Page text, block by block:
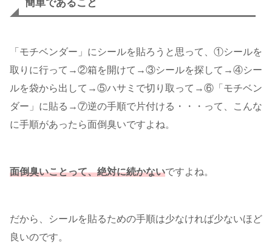
簡単であること
「モチベンダー」にシールを貼ろうと思って、①シールを
取りに行って→②箱を開けて→③シールを探して→④シー
ルを袋から出して→⑤ハサミで切り取って→⑥「モチベン
ダー」に貼る→⑦逆の手順で片付ける・・・って、こんな
に手順があったら面倒臭いですよね。
面倒臭いことって、絶対に続かないですよね。
だから、シールを貼るための手順は少なければ少ないほど
良いのです。